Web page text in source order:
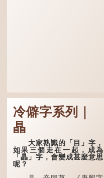
冷僻字系列｜
瞐
大家熟識的「目」字，
如果三個走在一起，成為
「瞐」字，會變成甚麼意思
呢？